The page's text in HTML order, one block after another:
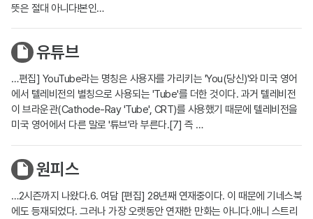
뜻은 절대 아니다!본인…
유튜브
…편집] YouTube라는 명칭은 사용자를 가리키는 'You(당신)'와 미국 영어
에서 텔레비전의 별칭으로 사용되는 'Tube'를 더한 것이다. 과거 텔레비전
이 브라운관(Cathode-Ray 'Tube', CRT)를 사용했기 때문에 텔레비전을
미국 영어에서 다른 말로 '튜브'라 부른다.[7] 즉 …
원피스
…2시즌까지 나왔다.6. 여담 [편집] 28년째 연재중이다. 이 때문에 기네스북
에도 등재되었다. 그러나 가장 오랫동안 연재한 만화는 아니다.애니 스트리